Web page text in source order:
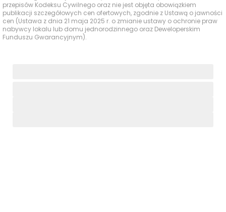
przepisów Kodeksu Cywilnego oraz nie jest objęta obowiązkiem
publikacji szczegółowych cen ofertowych, zgodnie z Ustawą o jawności
cen (Ustawa z dnia 21 maja 2025 r. o zmianie ustawy o ochronie praw
nabywcy lokalu lub domu jednorodzinnego oraz Deweloperskim
Funduszu Gwarancyjnym).